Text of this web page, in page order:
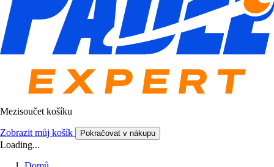
Mezisoučet košíku
Zobrazit můj košík Pokračovat v nákupu
Loading...